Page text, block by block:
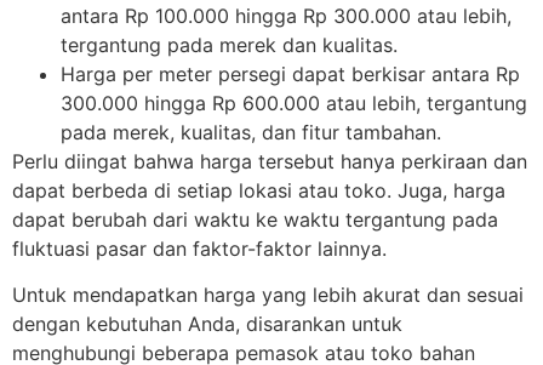
antara Rp 100.000 hingga Rp 300.000 atau lebih,
tergantung pada merek dan kualitas.
Harga per meter persegi dapat berkisar antara Rp
300.000 hingga Rp 600.000 atau lebih, tergantung
pada merek, kualitas, dan fitur tambahan.
Perlu diingat bahwa harga tersebut hanya perkiraan dan
dapat berbeda di setiap lokasi atau toko. Juga, harga
dapat berubah dari waktu ke waktu tergantung pada
fluktuasi pasar dan faktor-faktor lainnya.
Untuk mendapatkan harga yang lebih akurat dan sesuai
dengan kebutuhan Anda, disarankan untuk
menghubungi beberapa pemasok atau toko bahan